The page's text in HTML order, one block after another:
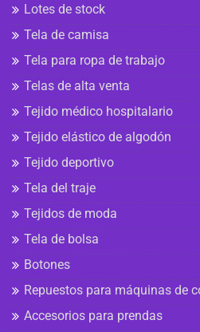
Lotes de stock
Tela de camisa
Tela para ropa de trabajo
Telas de alta venta
Tejido médico hospitalario
Tejido elástico de algodón
Tejido deportivo
Tela del traje
Tejidos de moda
Tela de bolsa
Botones
Repuestos para máquinas de
Accesorios para prendas